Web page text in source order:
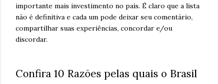
importante mais investimento no país. É claro que a lista
não é definitiva e cada um pode deixar seu comentário,
compartilhar suas experiências, concordar e/ou
discordar.
Confira 10 Razões pelas quais o Brasil